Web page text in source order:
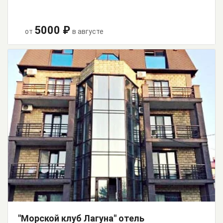
от 5000 ₽ в августе
"Морской клуб Лагуна" отель